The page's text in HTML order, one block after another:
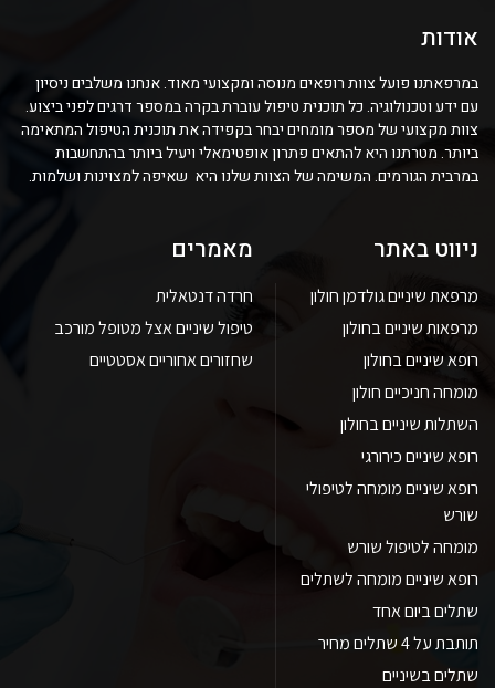
אודות
במרפאתנו פועל צוות רופאים מנוסה ומקצועי מאוד. אנחנו משלבים ניסיון
עם ידע וטכנולוגיה. כל תוכנית טיפול עוברת בקרה במספר דרגים לפני ביצוע.
צוות מקצועי של מספר מומחים יבחר בקפידה את תוכנית הטיפול המתאימה
ביותר. מטרתנו היא להתאים פתרון אופטימאלי ויעיל ביותר בהתחשבות
במרבית הגורמים. המשימה של הצוות שלנו היא שאיפה למצוינות ושלמות.
ניווט באתר
מרפאת שיניים גולדמן חולון
מרפאות שיניים בחולון
רופא שיניים בחולון
מומחה חניכיים חולון
השתלות שיניים בחולון
רופא שיניים כירורגי
רופא שיניים מומחה לטיפולי
שורש
מומחה לטיפול שורש
רופא שיניים מומחה לשתלים
שתלים ביום אחד
תותבת על 4 שתלים מחיר
שתלים בשיניים
מאמרים
חרדה דנטאלית
טיפול שיניים אצל מטופל מורכב
שחזורים אחוריים אסטטיים